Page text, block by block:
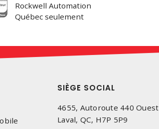
Rockwell Automation
Québec seulement
SIÈGE SOCIAL
4655, Autoroute 440 Ouest
Laval, QC, H7P 5P9